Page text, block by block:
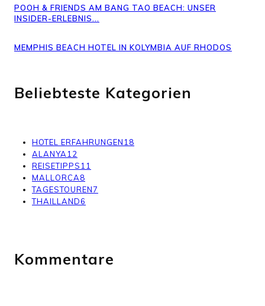
POOH & FRIENDS AM BANG TAO BEACH: UNSER
INSIDER-ERLEBNIS...
MEMPHIS BEACH HOTEL IN KOLYMBIA AUF RHODOS
Beliebteste Kategorien
HOTEL ERFAHRUNGEN18
ALANYA12
REISETIPPS11
MALLORCA8
TAGESTOUREN7
THAILLAND6
Kommentare